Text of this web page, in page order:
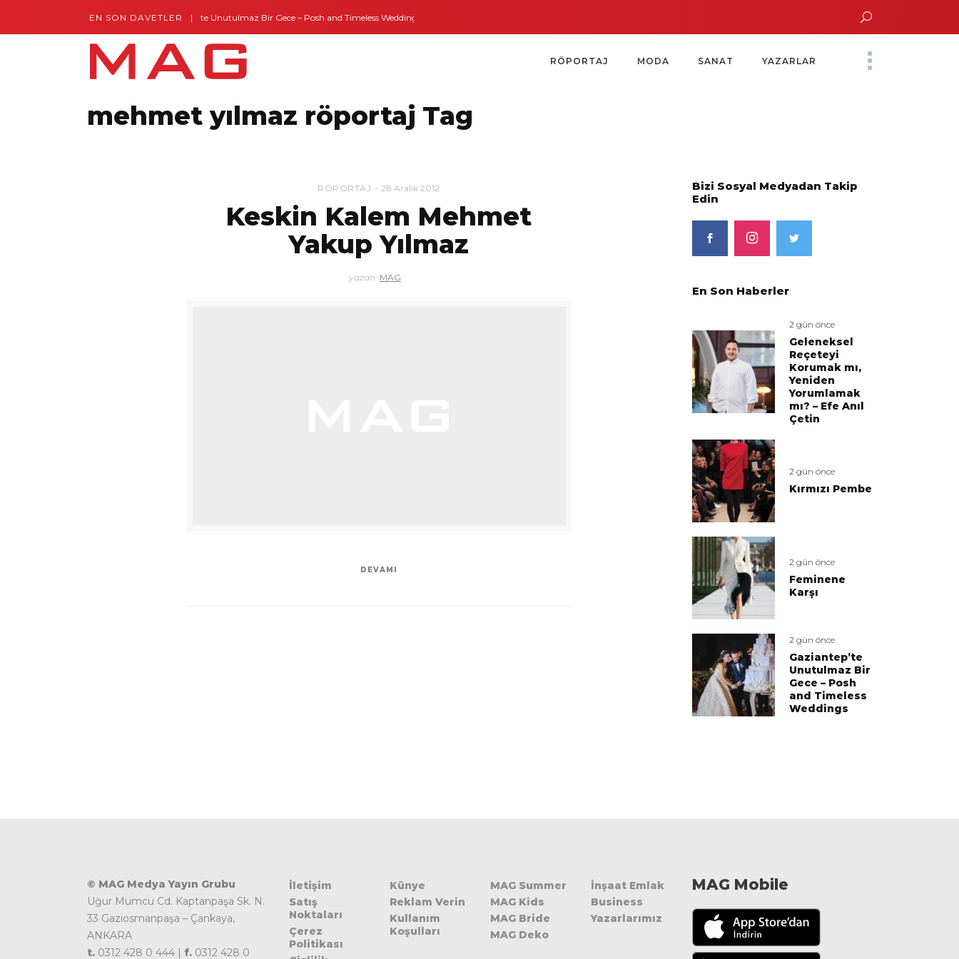
EN SON DAVETLERGaziantep’te Unutulmaz Bir Gece – Posh and Timeless Weddings Yoko Ono Sergisi Özel Bir Davetle Açıldı
RÖPORTAJ MODA SANAT YAZARLAR
mehmet yılmaz röportaj Tag
RÖPORTAJ 28 Aralık 2012
Keskin Kalem Mehmet
Yakup Yılmaz
yazan: MAG
DEVAMI
Bizi Sosyal Medyadan Takip
Edin
En Son Haberler
2 gün önce
Geleneksel
Reçeteyi
Korumak mı,
Yeniden
Yorumlamak
mı? – Efe Anıl
Çetin
2 gün önce
Kırmızı Pembe
2 gün önce
Feminene
Karşı
2 gün önce
Gaziantep’te
Unutulmaz Bir
Gece – Posh
and Timeless
Weddings
© MAG Medya Yayın Grubu
Uğur Mumcu Cd. Kaptanpaşa Sk. N.
33 Gaziosmanpaşa – Çankaya,
ANKARA
t. 0312 428 0 444 | f. 0312 428 0
İletişim
Satış
Noktaları
Çerez
Politikası
Künye
Reklam Verin
Kullanım
Koşulları
MAG Summer
MAG Kids
MAG Bride
MAG Deko
İnşaat Emlak
Business
Yazarlarımız
MAG Mobile